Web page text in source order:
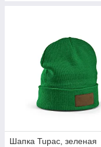
Шапка Tupac, зеленая